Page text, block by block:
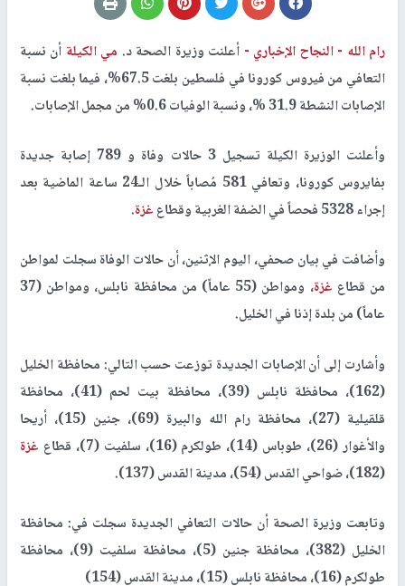
رام الله -النجاح الإخباري - أعلنت وزيرة الصحة د. مي الكيلة أن نسبة
التعافي من فيروس كورونا في فلسطين بلغت 67.5%، فيما بلغت نسبة
الإصابات النشطة 31.9 %، ونسبة الوفيات 0.6% من مجمل الإصابات.
وأعلنت الوزيرة الكيلة تسجيل 3 حالات وفاة و 789 إصابة جديدة
بفايروس كورونا، وتعافي 581 مُصاباً خلال الـ24 ساعة الماضية بعد
إجراء 5328 فحصاً في الضفة الغربية وقطاع
غزة.
وأضافت في بيان صحفي، اليوم الإثنين، أن حالات الوفاة سجلت لمواطن
من قطاع غزة
، ومواطن (55 عاماً) من محافظة نابلس، ومواطن (37
عاماً) من بلدة إذنا في الخليل.
وأشارت إلى أن الإصابات الجديدة توزعت حسب التالي: محافظة الخليل
(162)، محافظة نابلس (39)، محافظة بيت لحم (41)، محافظة
قلقيلية (27)، محافظة رام الله والبيرة (69)، جنين (15)، أريحا
والأغوار (26)، طوباس (14)، طولكرم (16)، سلفيت (7)، قطاع
غزة
(182)، ضواحي القدس (54)، مدينة القدس (137).
وتابعت وزيرة الصحة أن حالات التعافي الجديدة سجلت في: محافظة
الخليل (382)، محافظة جنين (5)، محافظة سلفيت (9)، محافظة
طولكرم (16)، محافظة نابلس (15)، مدينة القدس (154)